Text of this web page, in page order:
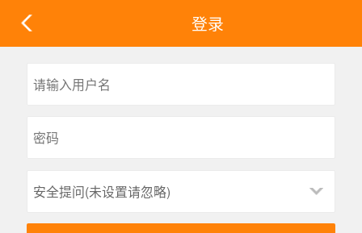
登录
安全提问(未设置请忽略)